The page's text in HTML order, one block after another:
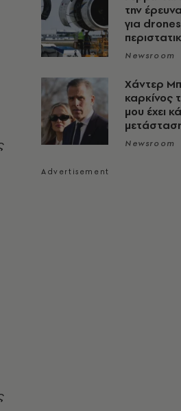
την
για
Newsroom
Χάντερ
καρκίνος
μου έχει
Newsroom